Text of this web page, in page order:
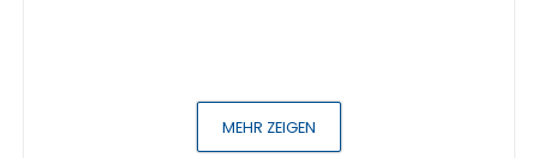
MEHR ZEIGEN